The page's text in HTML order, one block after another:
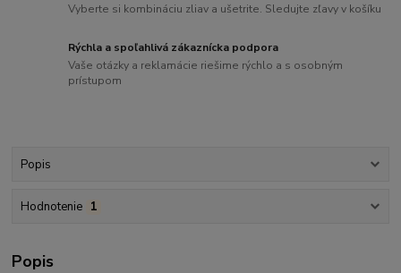
Vyberte si kombináciu zliav a ušetrite. Sledujte zľavy v košíku
Rýchla a spoľahlivá zákaznícka podpora
Vaše otázky a reklamácie riešime rýchlo a s osobným
prístupom
Popis
Hodnotenie 1
Popis